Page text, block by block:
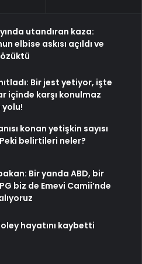
utandıran kaza:
elbise askısı açıldı ve
Bir jest yetiyor, işte
içinde karşı konulmaz
yolu!
konan yetişkin sayısı
belirtileri neler?
Bir yanda ABD, bir
biz de Emevi Camii’nde
hayatını kaybetti